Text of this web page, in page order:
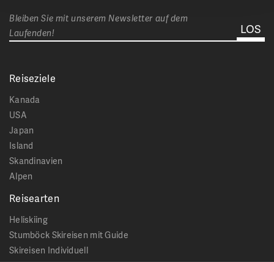
Bleiben Sie mit unserem Newsletter auf dem
Laufenden!
Reiseziele
Kanada
USA
Japan
Island
Skandinavien
Alpen
Reisearten
Heliskiing
Stumböck Skireisen mit Guide
Skireisen Individuell